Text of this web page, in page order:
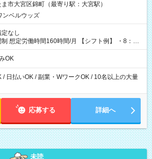
市大宮区錦町（最寄り駅：大宮駅）
ンベルウッズ
なし
働時間160時間/月 【シフト例】 ・8：00
OK
/ 日払いOK / 副業・WワークOK / 10名以上の大量
応募する 詳細へ
未読